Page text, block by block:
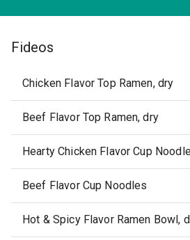
Fideos
Chicken Flavor Top Ramen, dry
Beef Flavor Top Ramen, dry
Hearty Chicken Flavor Cup
Beef Flavor Cup Noodles
Hot & Spicy Flavor Ramen Bowl,